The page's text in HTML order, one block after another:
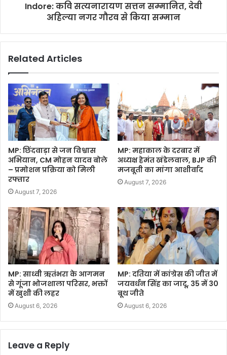
Indore: कवि सत्यनारायण सत्तन सम्मानित, देवी
अहिल्या नगर गौरव से किया सम्मान
Related Articles
MP: छिंदवाड़ा से जन विश्वास
अभियान, CM मोहन यादव बोले
– प्रमोशन प्रक्रिया को मिली
रफ्तार
August 7, 2026
MP: महाकाल के दरबार में
अध्यक्ष हेमंत खंडेलवाल, BJP की
मजबूती का मांगा आशीर्वाद
August 7, 2026
MP: साध्वी ऋतंभरा के आगमन
से गूंजा भोजशाला परिसर, भक्तों
में खुशी की लहर
August 6, 2026
MP: दतिया में कांग्रेस की जीत में
जयवर्धन सिंह का जादू, 35 में 30
बूथ जीते
August 6, 2026
Leave a Reply